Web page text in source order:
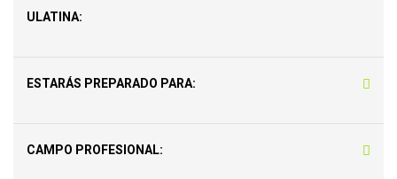
ULATINA:
ESTARÁS PREPARADO PARA:
CAMPO PROFESIONAL: